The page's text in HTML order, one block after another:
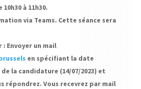
10h30 à 11h30.
via Teams. Cette séance sera
Envoyer un mail
en spécifiant la date
la candidature (14/07/2023) et
répondrez. Vous recevrez par mail